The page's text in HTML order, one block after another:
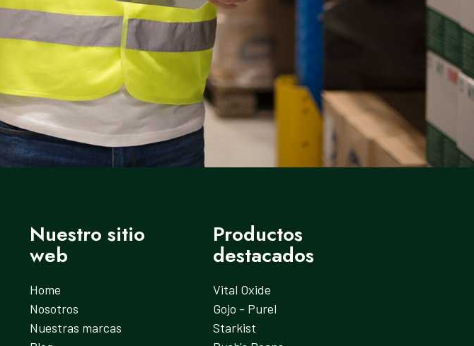
Nuestro sitio
web
Home
Nosotros
Nuestras marcas
Productos
destacados
Vital Oxide
Gojo - Purel
Starkist